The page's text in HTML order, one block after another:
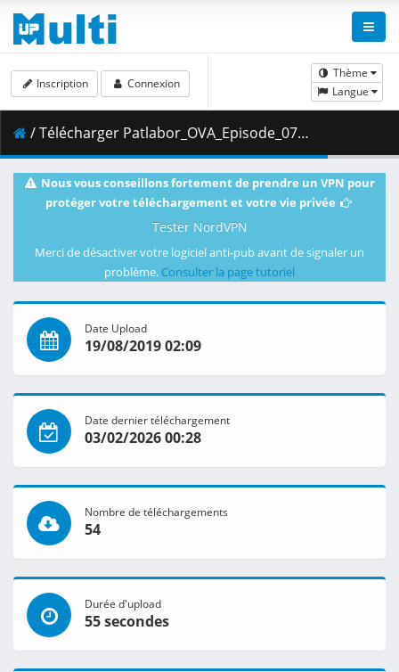
Thème
Langue
Inscription Connexion
/ Télécharger Patlabor_OVA_Episode_07__Player_Edition___x264_AC3_.mp4.001 ( 479.39 MB )
Nous vous conseillons fortement de prendre un VPN pour
protéger votre téléchargement et votre vie privée
Tester NordVPN
Merci de désactiver votre logiciel anti-pub avant de signaler un
problème. Consulter la page tutoriel
Date Upload
19/08/2019 02:09
Date dernier téléchargement
03/02/2026 00:28
Nombre de téléchargements
54
Durée d'upload
55 secondes